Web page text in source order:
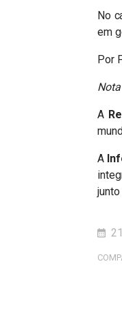
No
em
Por
Nota
A
A